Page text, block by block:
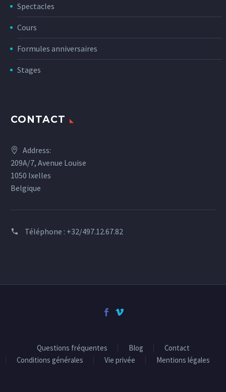
Spectacles
Cours
Formules anniversaires
Stages
CONTACT
Address:
209A/7, Avenue Louise
1050 Ixelles
Belgique
Téléphone : +32/497.12.67.82
Questions fréquentes Blog
Contact
Conditions générales
Vie privée Mentions légales